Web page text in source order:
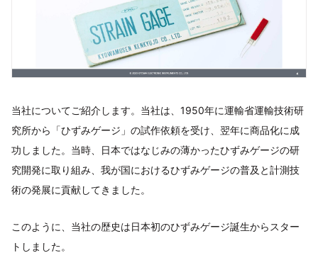
当社についてご紹介します。当社は、1950年に運輸省運輸技術研
究所から「ひずみゲージ」の試作依頼を受け、翌年に商品化に成
功しました。当時、日本ではなじみの薄かったひずみゲージの研
究開発に取り組み、我が国におけるひずみゲージの普及と計測技
術の発展に貢献してきました。
このように、当社の歴史は日本初のひずみゲージ誕生からスター
トしました。